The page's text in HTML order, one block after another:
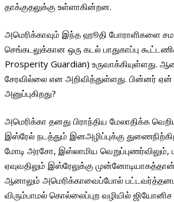
தாக்குதலுக்கு உள்ளாகின்றன.
அமெரிக்காவும் இந்த ஹூதி போராளிகளை
செங்கடலுக்கான ஒரு கடல் பாதுகாப்பு
Prosperity Guardian) உருவாக்கியுள்ளது.
சேரவில்லை என அறிவித்துள்ளது. பின்னர்
அனுப்புகிறது?
அமெரிக்கா தனது பிராந்திய மேலாதிக்க
இஸ்ரேல் நடத்தும் இனஅழிப்புக்கு
மோடி அரசோ, இஸ்லாமிய வெறுப்புணர்விலும்,
ஏவுவதிலும் இஸ்ரேலுக்கு முன்னோடியாகத்தான்
ஆனாலும் அமெரிக்காவைப்போல்
விரும்பாமல் கொல்லைப்புற வழியில்